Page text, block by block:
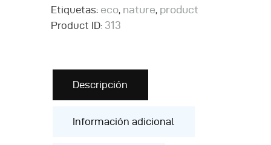
Etiquetas: eco, nature, product
Product ID: 313
Descripción
Información adicional